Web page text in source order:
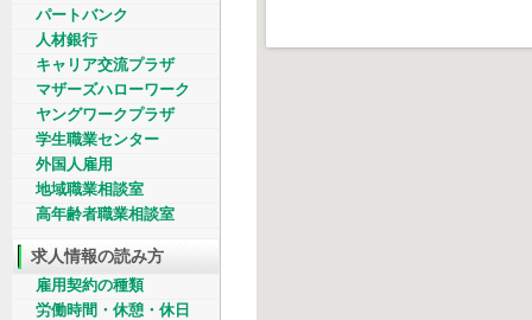
パートバンク
人材銀行
キャリア交流プラザ
マザーズハローワーク
ヤングワークプラザ
学生職業センター
外国人雇用
地域職業相談室
高年齢者職業相談室
求人情報の読み方
雇用契約の種類
労働時間・休憩・休日